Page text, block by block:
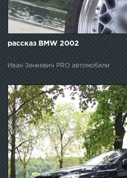
рассказ BMW 2002
Иван Зенкевич PRO автомобили